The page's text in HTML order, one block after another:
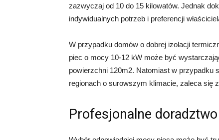
zazwyczaj od 10 do 15 kilowatów. Jednak
indywidualnych potrzeb i preferencji
W przypadku domów o dobrej izolacji
piec o mocy 10-12 kW może być
powierzchni 120m2. Natomiast w przypadku
regionach o surowszym klimacie, zaleca się
Profesjonalne doradztwo